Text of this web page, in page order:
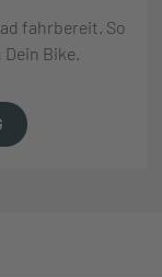
fahrbereit. So
Bike.